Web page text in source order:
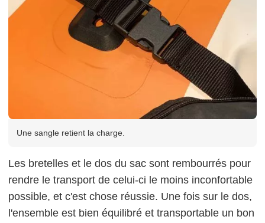
Une sangle retient la charge.
Les bretelles et le dos du sac sont rembourrés pour
rendre le transport de celui-ci le moins inconfortable
possible, et c'est chose réussie. Une fois sur le dos,
l'ensemble est bien équilibré et transportable un bon